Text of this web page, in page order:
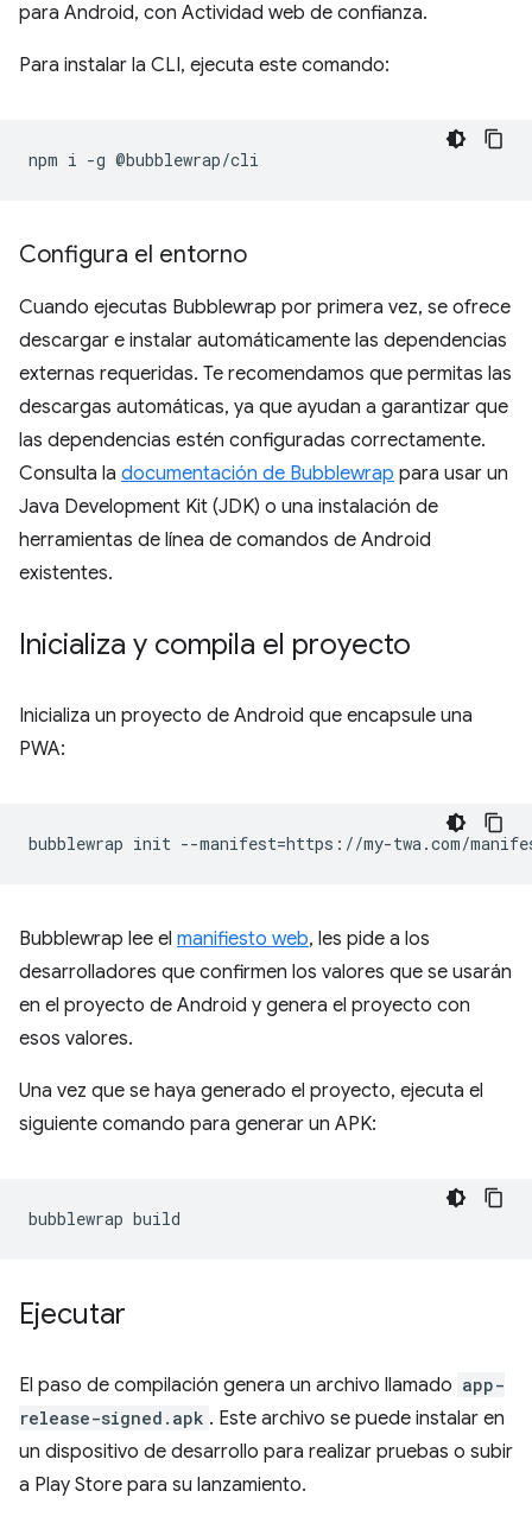
para Android, con Actividad web de confianza.
Para instalar la CLI, ejecuta este comando:
npm i -g
Configura el entorno
Cuando ejecutas Bubblewrap por primera vez, se ofrece
descargar e instalar automáticamente las dependencias
externas requeridas. Te recomendamos que permitas las
descargas automáticas, ya que ayudan a garantizar que
las dependencias estén configuradas correctamente.
Consulta la documentación de Bubblewrap para usar un
Java Development Kit (JDK) o una instalación de
herramientas de línea de comandos de Android
existentes.
Inicializa y compila el proyecto
Inicializa un proyecto de Android que encapsule una
PWA:
bubblewrap init --manifest=
Bubblewrap lee el manifiesto web, les pide a los
desarrolladores que confirmen los valores que se usarán
en el proyecto de Android y genera el proyecto con
esos valores.
Una vez que se haya generado el proyecto, ejecuta el
siguiente comando para generar un APK:
bubblewrap
Ejecutar
El paso de compilación genera un archivo llamado app-
release-signed.apk . Este archivo se puede instalar en
un dispositivo de desarrollo para realizar pruebas o subir
a Play Store para su lanzamiento.